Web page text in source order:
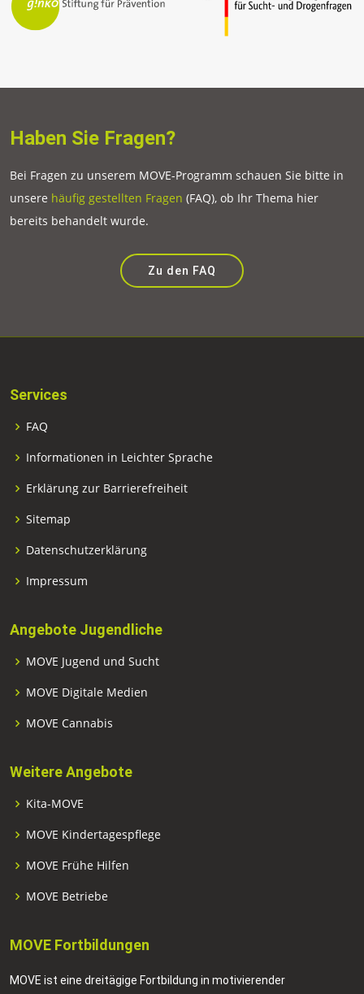
Haben Sie Fragen?
Bei Fragen zu unserem MOVE-Programm schauen Sie bitte in
unsere häufig gestellten Fragen (FAQ), ob Ihr Thema hier
bereits behandelt wurde.
Zu den FAQ
Services
FAQ
Informationen in Leichter Sprache
Erklärung zur Barrierefreiheit
Sitemap
Datenschutzerklärung
Impressum
Angebote Jugendliche
MOVE Jugend und Sucht
MOVE Digitale Medien
MOVE Cannabis
Weitere Angebote
Kita-MOVE
MOVE Kindertagespflege
MOVE Frühe Hilfen
MOVE Betriebe
MOVE Fortbildungen
MOVE ist eine dreitägige Fortbildung in motivierender